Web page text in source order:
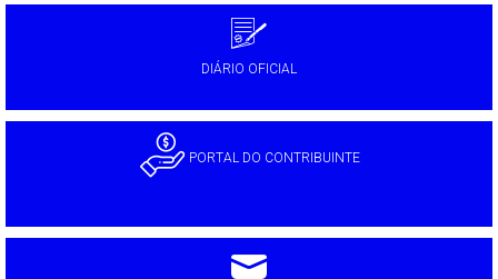
DIÁRIO OFICIAL
PORTAL DO CONTRIBUINTE